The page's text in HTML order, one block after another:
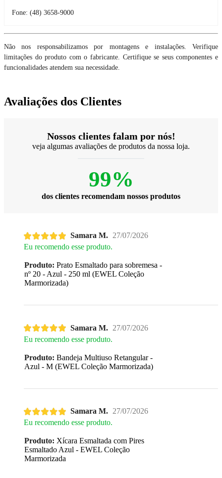
Fone: (48) 3658-9000
Não nos responsabilizamos por montagens e instalações. Verifique
limitações do produto com o fabricante. Certifique se seus componentes e
funcionalidades atendem sua necessidade.
Avaliações dos Clientes
Nossos clientes falam por nós!
veja algumas avaliações de produtos da nossa loja.
99%
dos clientes recomendam nossos produtos
Samara M. 27/07/2026
Eu recomendo esse produto.
Produto: Prato Esmaltado para sobremesa -
nº 20 - Azul - 250 ml (EWEL Coleção
Marmorizada)
Samara M. 27/07/2026
Eu recomendo esse produto.
Produto: Bandeja Multiuso Retangular -
Azul - M (EWEL Coleção Marmorizada)
Samara M. 27/07/2026
Eu recomendo esse produto.
Produto: Xícara Esmaltada com Pires
Esmaltado Azul - EWEL Coleção
Marmorizada